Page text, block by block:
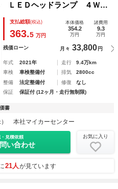
ＬＥＤヘッドランプ ４Ｗ
ＥＴＣ 盗難防止装置 ディ
キーレス 横滑り防止機能
支払総額(税込)
363.5 万円
本体価格
354.2
万円
諸費用
9.3
万円
残価ローン 月々 33,800 円
年式 2021年 走行
9.4万km
車検
車検整備付 排気
2800cc
整備
法定整備付 修復
なし
保証
保証付 (12ヶ月・走行無制限)
書
） 本社マイカーセンター
見積依頼
い合わせ
お気に入り
21人が見ています